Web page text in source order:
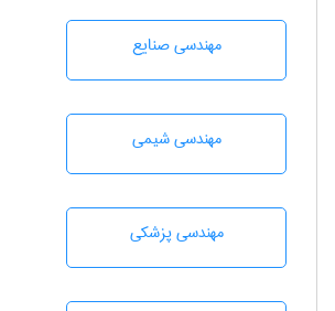
مهندسی صنايع
مهندسي شيمی
مهندسی پزشکی